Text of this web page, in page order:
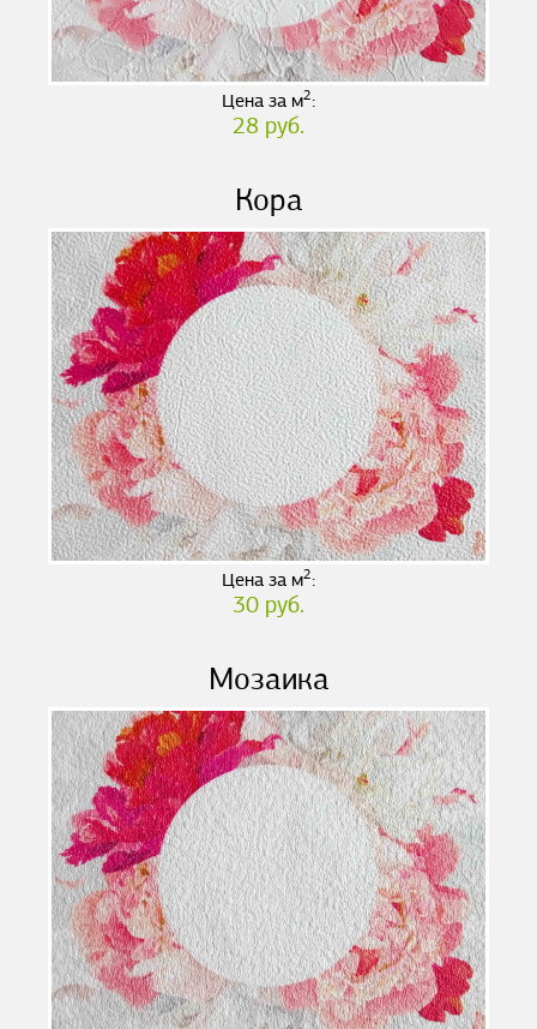
Цена за м2:
28 руб.
Кора
Цена за м2:
30 руб.
Мозаика